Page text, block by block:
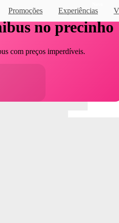
Promoções Experiências
no precinho
com preços imperdíveis.